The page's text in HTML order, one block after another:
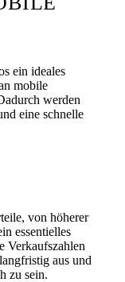
ein ideales
mobile
werden
eine schnelle
von höherer
essentielles
Verkaufszahlen
aus und
zu sein.